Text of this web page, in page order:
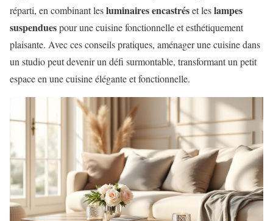
réparti, en combinant lesluminaires encastréset leslampes
suspenduespour une cuisine fonctionnelle et esthétiquement
plaisante. Avec ces conseils pratiques, aménager une cuisine dans
un studio peut devenir un défi surmontable, transformant un petit
espace en une cuisine élégante et fonctionnelle.